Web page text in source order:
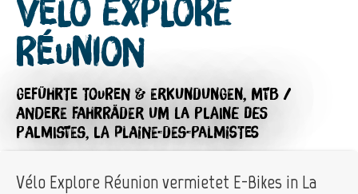
Vélo Explore
Réunion
GEFÜHRTE TOUREN & ERKUNDUNGEN, MTB /
ANDERE FAHRRÄDER UM LA PLAINE DES
PALMISTES, LA PLAINE-DES-PALMISTES
Vélo Explore Réunion vermietet E-Bikes in La